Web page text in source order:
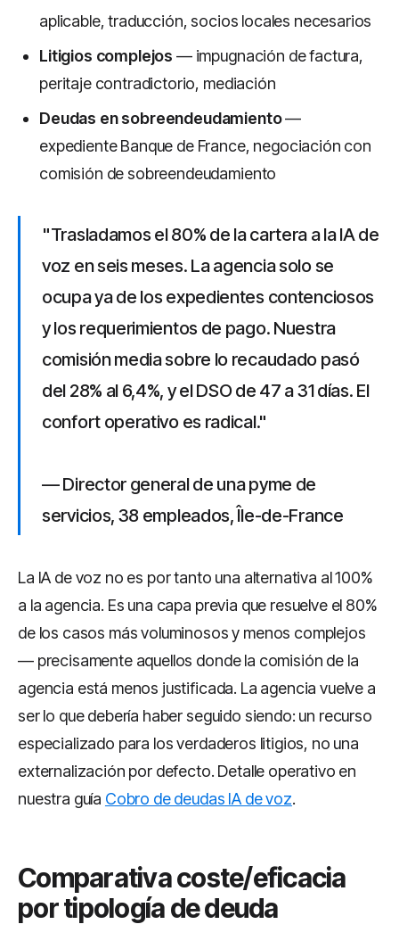
aplicable, traducción, socios locales necesarios
Litigios complejos — impugnación de factura,
peritaje contradictorio, mediación
Deudas en sobreendeudamiento—
expediente Banque de France, negociación con
comisión de sobreendeudamiento
"Trasladamos el 80% de la cartera a la IA de
voz en seis meses. La agencia solo se
ocupa ya de los expedientes contenciosos
y los requerimientos de pago. Nuestra
comisión media sobre lo recaudado pasó
del 28% al 6,4%, y el DSO de 47 a 31 días. El
confort operativo es radical."
— Director general de una pyme de
servicios, 38 empleados, Île-de-France
La IA de voz no es por tanto una alternativa al 100%
a la agencia. Es una capa previa que resuelve el 80%
de los casos más voluminosos y menos complejos
— precisamente aquellos donde la comisión de la
agencia está menos justificada. La agencia vuelve a
ser lo que debería haber seguido siendo: un recurso
especializado para los verdaderos litigios, no una
externalización por defecto. Detalle operativo en
nuestra guía Cobro de deudas IA de voz.
Comparativa coste/eficacia
por tipología de deuda